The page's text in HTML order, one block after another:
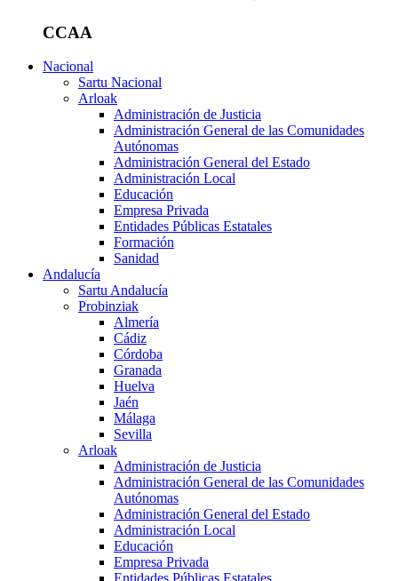
CCAA
Nacional
Sartu Nacional
Arloak
Administración de Justicia
Administración General de las Comunidades
Autónomas
Administración General del Estado
Administración Local
Educación
Empresa Privada
Entidades Públicas Estatales
Formación
Sanidad
Andalucía
Sartu Andalucía
Probinziak
Almería
Cádiz
Córdoba
Granada
Huelva
Jaén
Málaga
Sevilla
Arloak
Administración de Justicia
Administración General de las Comunidades
Autónomas
Administración General del Estado
Administración Local
Educación
Empresa Privada